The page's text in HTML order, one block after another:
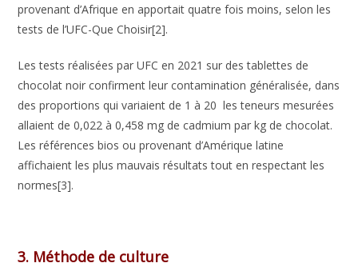
provenant d’Afrique en apportait quatre fois moins, selon les
tests de l’UFC-Que Choisir[2].
Les tests réalisées par UFC en 2021 sur des tablettes de
chocolat noir confirment leur contamination généralisée, dans
des proportions qui variaient de 1 à 20 les teneurs mesurées
allaient de 0,022 à 0,458 mg de cadmium par kg de chocolat.
Les références bios ou provenant d’Amérique latine
affichaient les plus mauvais résultats tout en respectant les
normes[3].
3. Méthode de culture